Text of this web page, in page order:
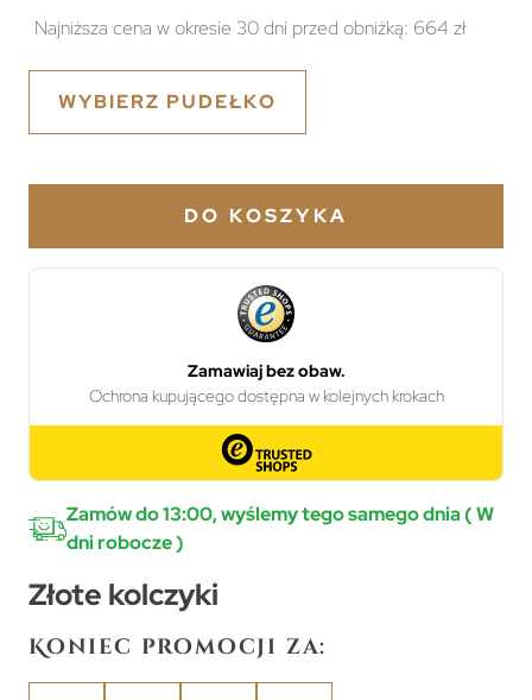
Najniższa cena w okresie 30 dni przed obniżką: 664 zł
WYBIERZ PUDEŁKO
DO KOSZYKA
Zamów do 13:00, wyślemy tego samego dnia ( W
dni robocze )
Złote kolczyki
Koniec promocji za: